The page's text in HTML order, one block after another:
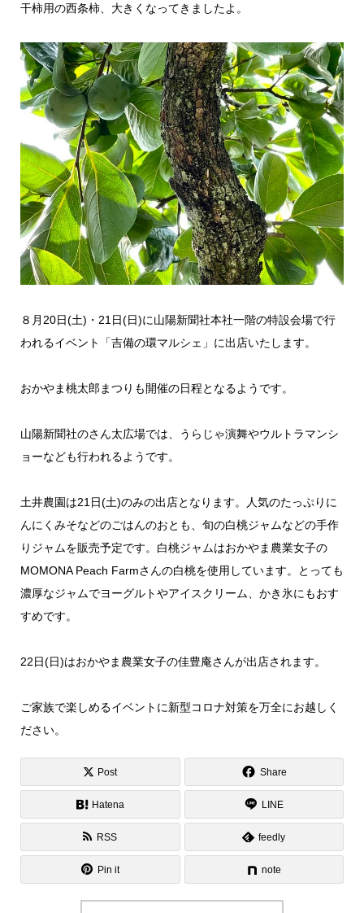
干柿用の西条柿、大きくなってきましたよ。
８月20日(土)・21日(日)に山陽新聞社本社一階の特設会場で行
われるイベント「吉備の環マルシェ」に出店いたします。
おかやま桃太郎まつりも開催の日程となるようです。
山陽新聞社のさん太広場では、うらじゃ演舞やウルトラマンシ
ョーなども行われるようです。
土井農園は21日(土)のみの出店となります。人気のたっぷりに
んにくみそなどのごはんのおとも、旬の白桃ジャムなどの手作
りジャムを販売予定です。白桃ジャムはおかやま農業女子の
MOMONA Peach Farmさんの白桃を使用しています。とっても
濃厚なジャムでヨーグルトやアイスクリーム、かき氷にもおす
すめです。
22日(日)はおかやま農業女子の佳豊庵さんが出店されます。
ご家族で楽しめるイベントに新型コロナ対策を万全にお越しく
ださい。
Post Share
Hatena LINE
RSS feedly
Pin it note